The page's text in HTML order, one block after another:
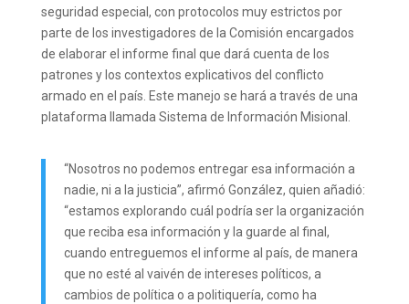
seguridad especial, con protocolos muy estrictos por
parte de los investigadores de la Comisión encargados
de elaborar el informe final que dará cuenta de los
patrones y los contextos explicativos del conflicto
armado en el país. Este manejo se hará a través de una
plataforma llamada Sistema de Información Misional.
“Nosotros no podemos entregar esa información a
nadie, ni a la justicia”, afirmó González, quien añadió:
“estamos explorando cuál podría ser la organización
que reciba esa información y la guarde al final,
cuando entreguemos el informe al país, de manera
que no esté al vaivén de intereses políticos, a
cambios de política o a politiquería, como ha